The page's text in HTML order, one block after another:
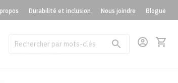
Durabilité et inclusion Nous joindre Blogue